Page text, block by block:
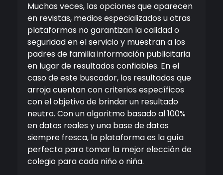
Muchas veces, las opciones que aparecen
en revistas, medios especializados u otras
plataformas no garantizan la calidad o
seguridad en el servicio y muestran a los
padres de familia información publicitaria
en lugar de resultados confiables. En el
caso de este buscador, los resultados que
arroja cuentan con criterios específicos
con el objetivo de brindar un resultado
neutro. Con un algoritmo basado al 100%
en datos reales y una base de datos
siempre fresca, la plataforma es la guía
perfecta para tomar la mejor elección de
colegio para cada niño o niña.